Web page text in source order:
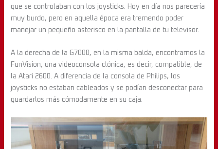
que se controlaban con los joysticks. Hoy en día nos parecería
muy burdo, pero en aquella época era tremendo poder
manejar un pequeño asterisco en la pantalla de tu televisor.
A la derecha de la G7000, en la misma balda, encontramos la
FunVision, una videoconsola clónica, es decir, compatible, de
la Atari 2600. A diferencia de la consola de Philips, los
joysticks no estaban cableados y se podían desconectar para
guardarlos más cómodamente en su caja.